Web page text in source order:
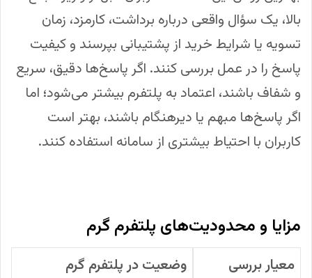
بالا، یک سؤال واقعی درباره برداشت، کارمزد، زمان
تسویه یا شرایط خرید از پشتیبانی بپرسند و کیفیت
پاسخ را در عمل بررسی کنند. اگر پاسخ‌ها دقیق، سریع
و شفاف باشند، اعتماد به پلتفرم بیشتر می‌شود؛ اما
اگر پاسخ‌ها مبهم یا دیرهنگام باشند، بهتر است
کاربران با احتیاط بیشتری از سامانه استفاده کنند.
مزایا و محدودیت‌های پلتفرم گرم
معیار بررسی
وضعیت در پلتفرم گرم